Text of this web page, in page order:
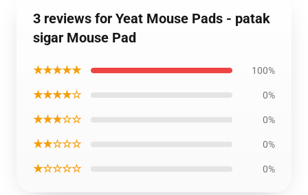
3 reviews for Yeat Mouse Pads - patak
sigar Mouse Pad
★★★★★ 100%
★★★★☆ 0%
★★★☆☆ 0%
★★☆☆☆ 0%
★☆☆☆☆ 0%